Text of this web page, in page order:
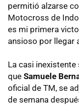
permitió alzarse
Motocross de
es mi primera
ansioso por llegar
La casi
que Samuele
oficial de TM, se
de semana